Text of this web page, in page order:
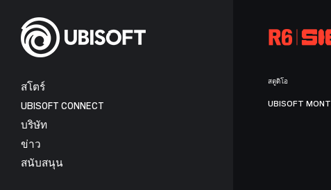
สโตร์
UBISOFT CONNECT
บริษัท
ข่าว
สนับสนุน
สตูดิโอ
UBISOFT